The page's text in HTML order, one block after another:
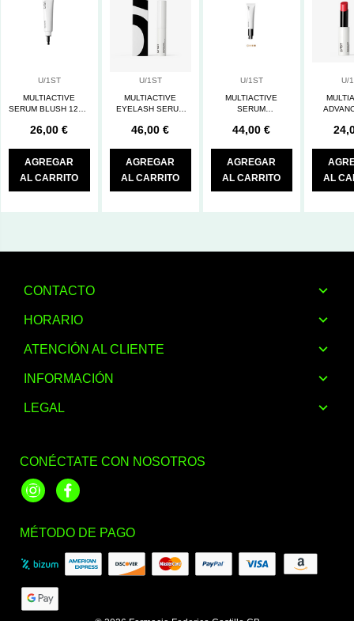
U/1ST
MULTIACTIVE
SERUM BLUSH 12ML
26,00 €
AGREGAR
AL CARRITO
U/1ST
MULTIACTIVE
EYELASH SERUM
46,00 €
AGREGAR
AL CARRITO
U/1ST
MULTIACTIVE
SERUM
1 U/1ST
44,00 €
AGREGAR
AL CARRITO
U/
U/
AL
CONTACTO
HORARIO
ATENCIÓN AL CLIENTE
INFORMACIÓN
LEGAL
CONÉCTATE CON NOSOTROS
InstagramFacebook
MÉTODO DE PAGO